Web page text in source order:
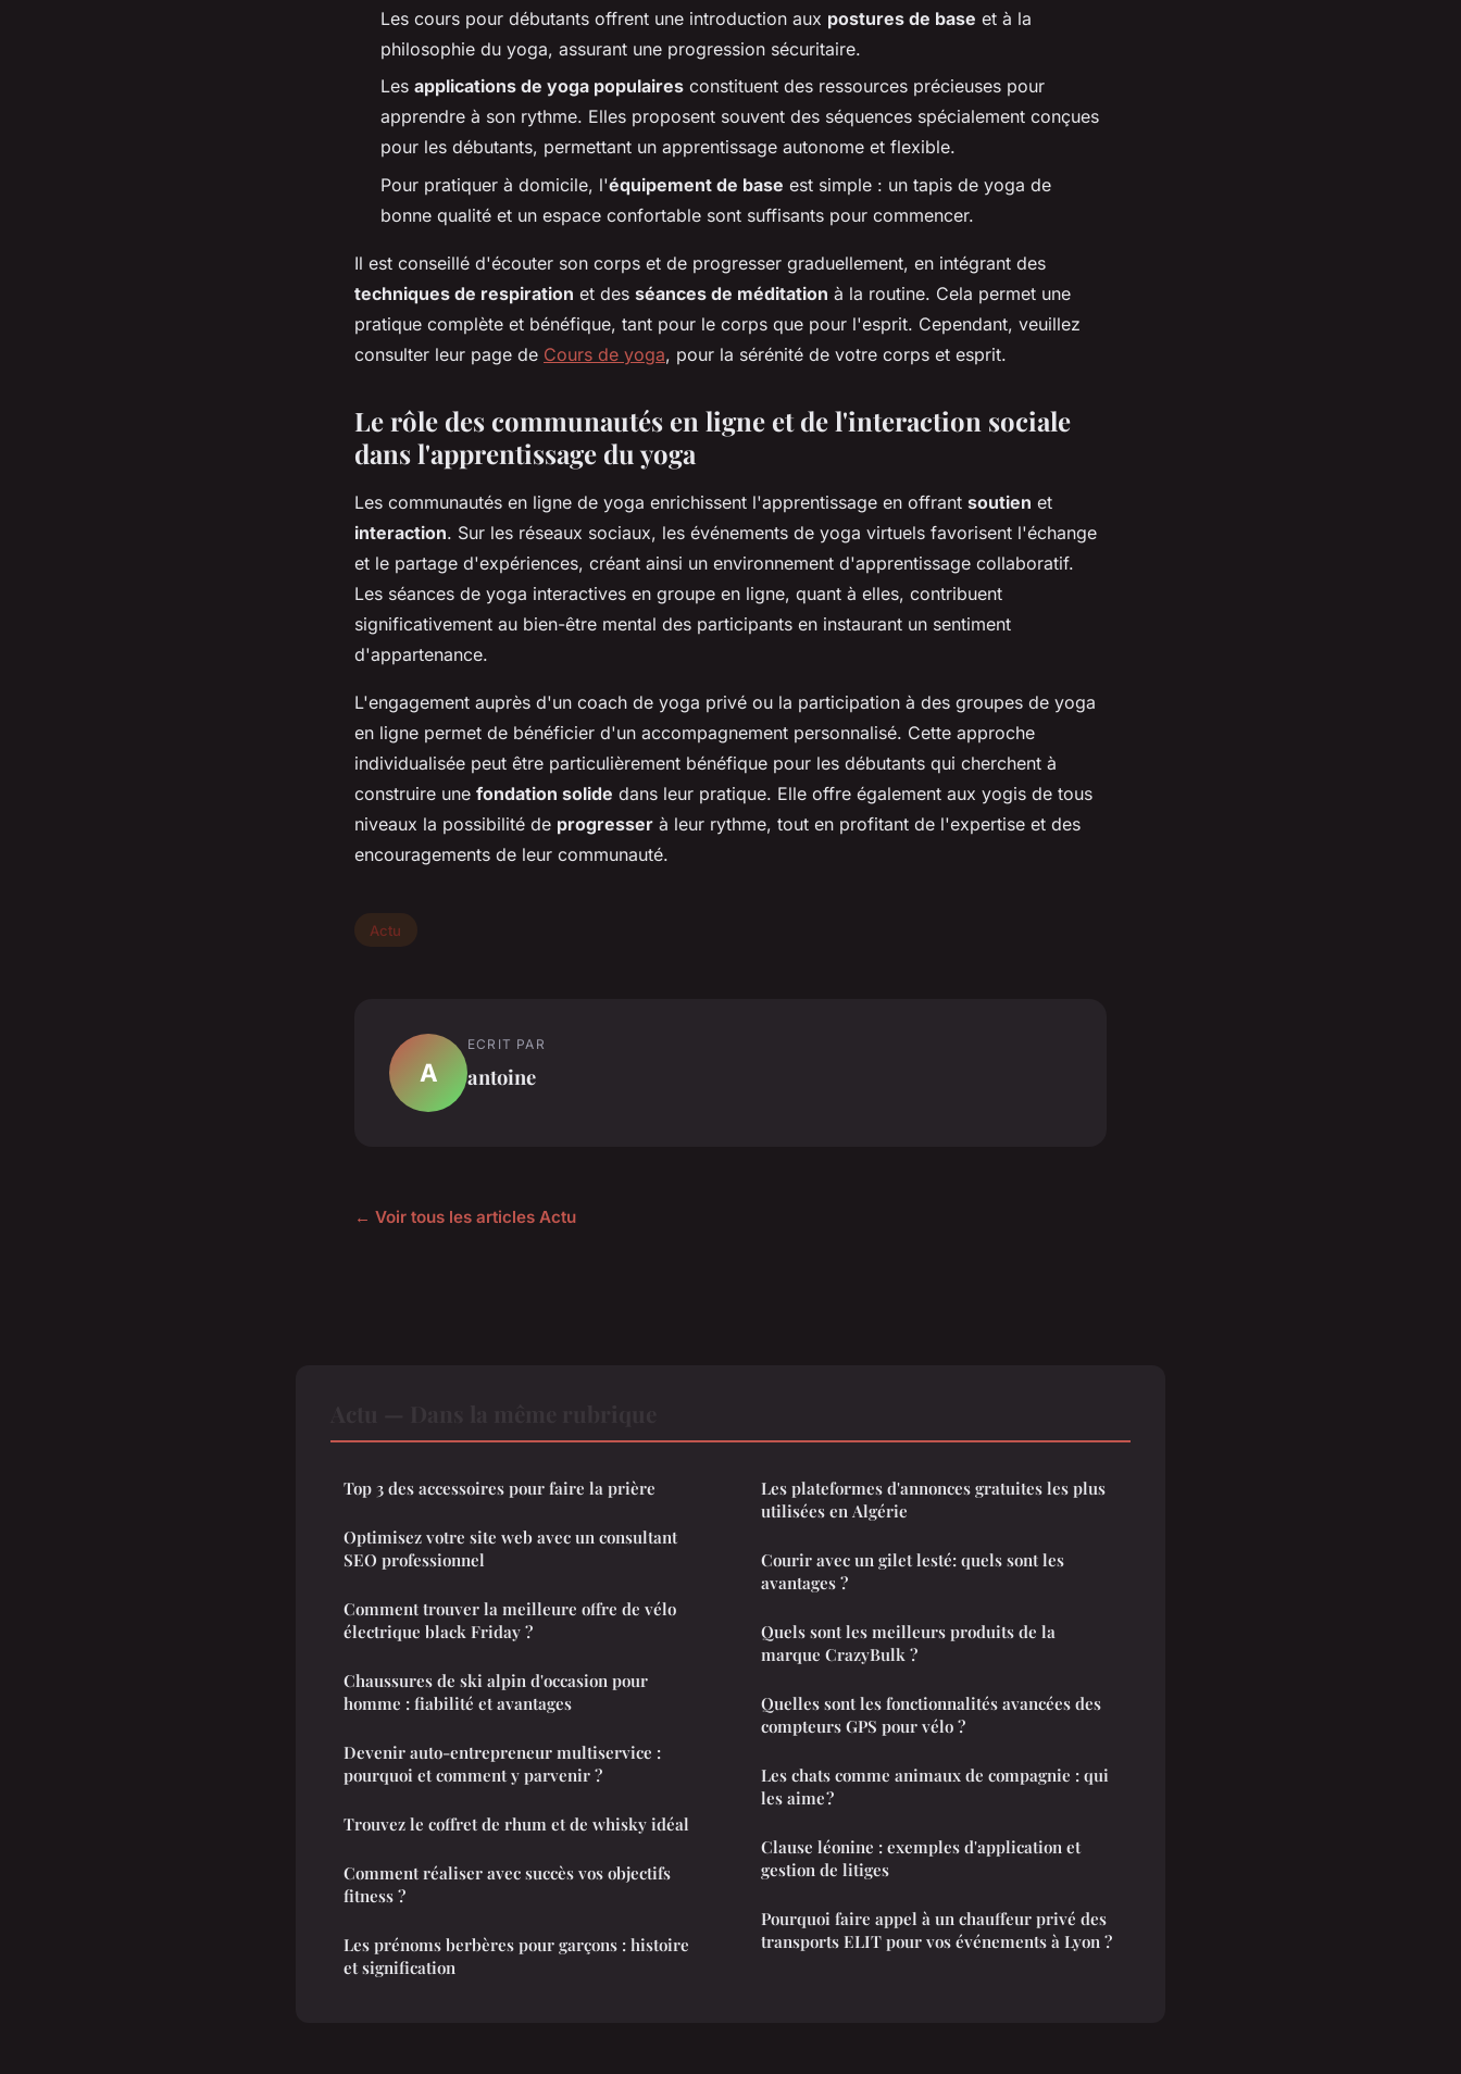
Les cours pour débutants offrent une introduction aux postures de base et à la
philosophie du yoga, assurant une progression sécuritaire.
Les applications de yoga populaires constituent des ressources précieuses pour
apprendre à son rythme. Elles proposent souvent des séquences spécialement conçues
pour les débutants, permettant un apprentissage autonome et flexible.
Pour pratiquer à domicile, l'équipement de base est simple : un tapis de yoga de
bonne qualité et un espace confortable sont suffisants pour commencer.
Il est conseillé d'écouter son corps et de progresser graduellement, en intégrant des
techniques de respiration et des séances de méditation à la routine. Cela permet une
pratique complète et bénéfique, tant pour le corps que pour l'esprit. Cependant, veuillez
consulter leur page de Cours de yoga, pour la sérénité de votre corps et esprit.
Le rôle des communautés en ligne et de l'interaction sociale
dans l'apprentissage du yoga
Les communautés en ligne de yoga enrichissent l'apprentissage en offrant soutien et
interaction. Sur les réseaux sociaux, les événements de yoga virtuels favorisent l'échange
et le partage d'expériences, créant ainsi un environnement d'apprentissage collaboratif.
Les séances de yoga interactives en groupe en ligne, quant à elles, contribuent
significativement au bien-être mental des participants en instaurant un sentiment
d'appartenance.
L'engagement auprès d'un coach de yoga privé ou la participation à des groupes de yoga
en ligne permet de bénéficier d'un accompagnement personnalisé. Cette approche
individualisée peut être particulièrement bénéfique pour les débutants qui cherchent à
construire une fondation solide dans leur pratique. Elle offre également aux yogis de tous
niveaux la possibilité de progresser à leur rythme, tout en profitant de l'expertise et des
encouragements de leur communauté.
Actu
A
ECRIT PAR
antoine
← Voir tous les articles Actu
Top 3 des accessoires pour faire la prière
Optimisez votre site web avec un consultant
SEO professionnel
Comment trouver la meilleure offre de vélo
électrique black Friday ?
Chaussures de ski alpin d'occasion pour
homme : fiabilité et avantages
Devenir auto-entrepreneur multiservice :
pourquoi et comment y parvenir ?
Trouvez le coffret de rhum et de whisky idéal
Comment réaliser avec succès vos objectifs
fitness ?
Les prénoms berbères pour garçons : histoire
et signification
Les plateformes d'annonces gratuites les plus
utilisées en Algérie
Courir avec un gilet lesté: quels sont les
avantages ?
Quels sont les meilleurs produits de la
marque CrazyBulk ?
Quelles sont les fonctionnalités avancées des
compteurs GPS pour vélo ?
Les chats comme animaux de compagnie : qui
les aime ?
Clause léonine : exemples d'application et
gestion de litiges
Pourquoi faire appel à un chauffeur privé des
transports ELIT pour vos événements à Lyon ?